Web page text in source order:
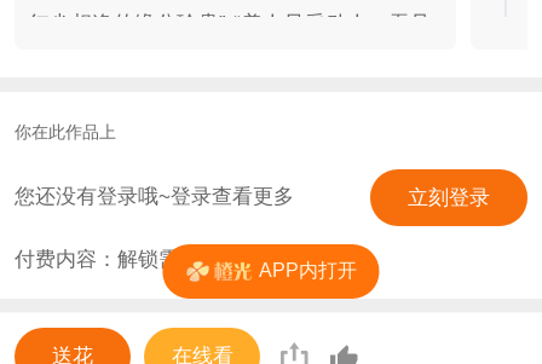
红尘相逢的缘分珍贵” “美人风采动人，吾见
要是我想要的，皇亲贵胄，那又如何？” “你
我抓出来” “我这个人性格就这么古怪，只要
是我的人，我想打就打想杀就杀，但要是旁
人敢动她一分一毫，我这分寸恐怕就很难掌
你在此作品上
您还没有登录哦~登录查看更多 立刻登录
付费内容：解锁需 0花
送花 在线看
APP内打开